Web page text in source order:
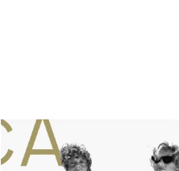
Illustration
accueil